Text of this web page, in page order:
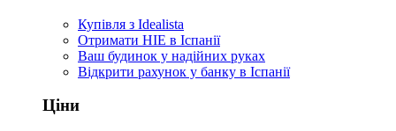
Купівля з Idealista
Отримати НІЕ в Іспанії
Ваш будинок у надійних руках
Відкрити рахунок у банку в Іспанії
Ціни